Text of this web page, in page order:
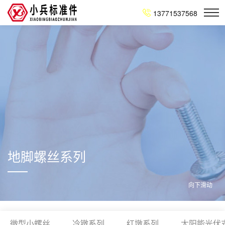
13771537568
地脚螺丝系列
向下滑动